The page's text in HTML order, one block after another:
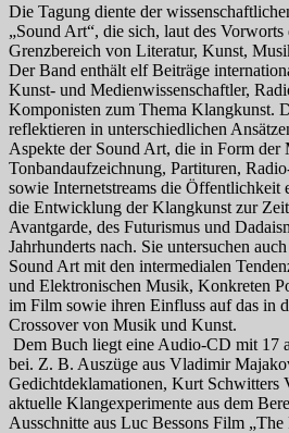
Die Tagung diente der
„Sound Art“, die sich, laut des Vorworts
Grenzbereich von Literatur, Kunst,
Der Band enthält elf Beiträge
Kunst- und Medienwissenschaftler,
Komponisten zum Thema Klangkunst.
reflektieren in unterschiedlichen
Aspekte der Sound Art, die in Form der
Tonbandaufzeichnung, Partituren,
sowie Internetstreams die Öffentlichkeit
die Entwicklung der Klangkunst zur Zeit
Avantgarde, des Futurismus und
Jahrhunderts nach. Sie untersuchen
Sound Art mit den intermedialen
und Elektronischen Musik, Konkreten
im Film sowie ihren Einfluss auf das in
Crossover von Musik und Kunst.
Dem Buch liegt eine Audio-CD mit 17
bei. Z. B. Auszüge aus Vladimir
Gedichtdeklamationen, Kurt Schwitters
aktuelle Klangexperimente aus dem
Ausschnitte aus Luc Bessons Film